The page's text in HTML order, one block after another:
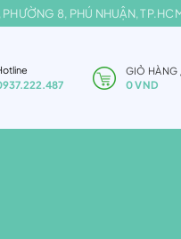
8, PHÚ NHUẬN,
GIỎ HÀNG
0VND